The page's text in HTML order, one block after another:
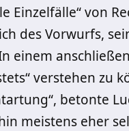
Einzelfälle“ von
des Vorwurfs,
einem
verstehen zu
betonte
meistens eher